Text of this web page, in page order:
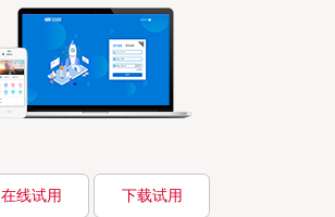
在线试用 下载试用